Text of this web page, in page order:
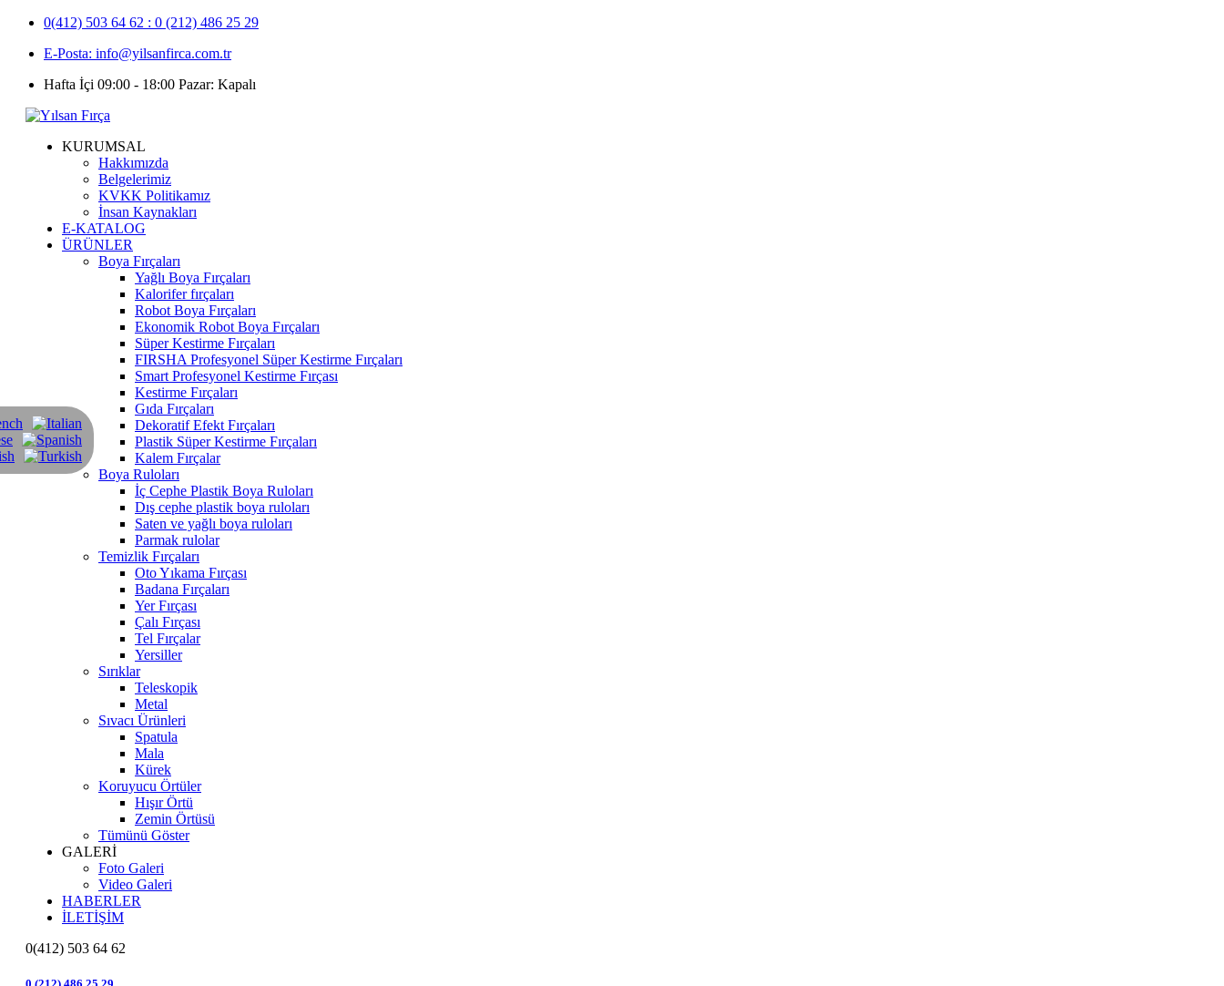
0(412) 503 64 62 : 0 (212) 486 25 29
E-Posta: info@yilsanfirca.com.tr
Hafta İçi 09:00 - 18:00 Pazar: Kapalı
KURUMSAL
Hakkımızda
Belgelerimiz
KVKK Politikamız
İnsan Kaynakları
E-KATALOG
ÜRÜNLER
Boya Fırçaları
Yağlı Boya Fırçaları
Kalorifer fırçaları
Robot Boya Fırçaları
Ekonomik Robot Boya Fırçaları
Süper Kestirme Fırçaları
FIRSHA Profesyonel Süper Kestirme Fırçaları
Smart Profesyonel Kestirme Fırçası
Kestirme Fırçaları
Gıda Fırçaları
Dekoratif Efekt Fırçaları
Plastik Süper Kestirme Fırçaları
Kalem Fırçalar
Boya Ruloları
İç Cephe Plastik Boya Ruloları
Dış cephe plastik boya ruloları
Saten ve yağlı boya ruloları
Parmak rulolar
Temizlik Fırçaları
Oto Yıkama Fırçası
Badana Fırçaları
Yer Fırçası
Çalı Fırçası
Tel Fırçalar
Yersiller
Sırıklar
Teleskopik
Metal
Sıvacı Ürünleri
Spatula
Mala
Kürek
Koruyucu Örtüler
Hışır Örtü
Zemin Örtüsü
Tümünü Göster
GALERİ
Foto Galeri
Video Galeri
HABERLER
İLETİŞİM
0(412) 503 64 62